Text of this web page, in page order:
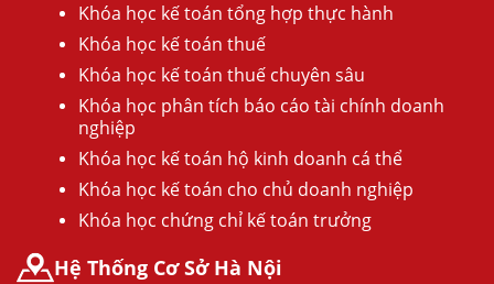
Khóa học kế toán tổng hợp thực hành
Khóa học kế toán thuế
Khóa học kế toán thuế chuyên sâu
Khóa học phân tích báo cáo tài chính doanh
nghiệp
Khóa học kế toán hộ kinh doanh cá thể
Khóa học kế toán cho chủ doanh nghiệp
Khóa học chứng chỉ kế toán trưởng
Hệ Thống Cơ Sở Hà Nội